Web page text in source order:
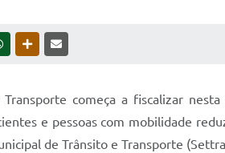
WHATSAPPOUTRAS MÍDIAS
começa a fiscalizar
e pessoas com mobilidade
de Trânsito e Transporte